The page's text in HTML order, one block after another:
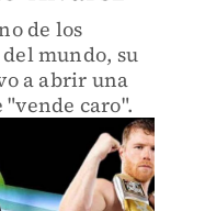
de los
mundo, su
a abrir una
caro".